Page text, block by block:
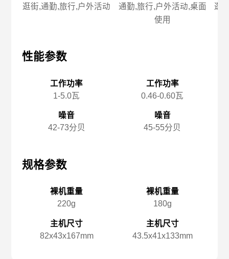
逛街,通勤,旅行,户外活动
性能参数
工作功率
1-5.0瓦
噪音
42-73分贝
规格参数
裸机重量
220g
主机尺寸
82x️43x️167mm
通勤,旅行,户外活动,桌面
使用
工作功率
0.46-0.60瓦
噪音
45-55分贝
裸机重量
180g
主机尺寸
43.5x️41x️133mm
逛